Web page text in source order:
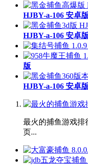
HJBY-a-106 安卓版
HJBY-a-106 安卓版
版
HJBY-a-106 安卓版
最火的捕鱼游戏排
页...